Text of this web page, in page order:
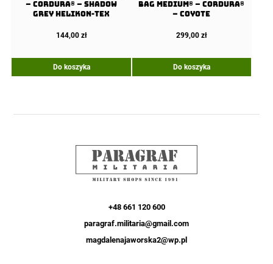
– Cordura® – Shadow
Grey Helikon-Tex
144,00 zł
Do koszyka
BAG Medium® – Cordura®
– Coyote
299,00 zł
Do koszyka
+48 661 120 600
paragraf.militaria@gmail.com
magdalenajaworska2@wp.pl